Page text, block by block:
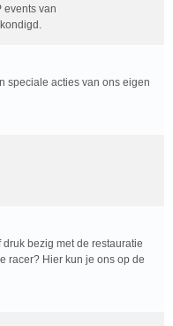
events van
speciale acties van ons eigen
bezig met de restauratie
racer? Hier kun je ons op de